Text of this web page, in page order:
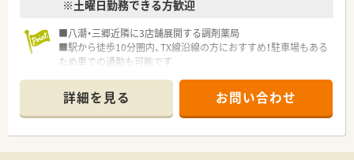
※土曜日勤務できる方歓迎
■八潮・三郷近隣に3店舗展開する調剤薬局
■駅から徒歩10分圏内、TX線沿線の方におすすめ！駐車場もある
ため車での通勤も可能です
詳細を見る お問い合わせ